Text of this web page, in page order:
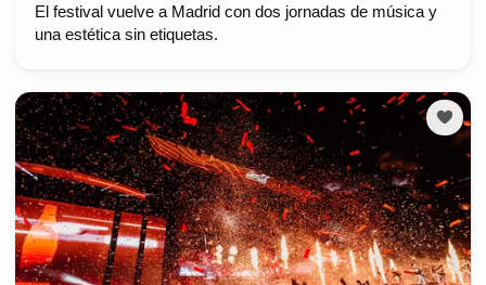
El festival vuelve a Madrid con dos jornadas de música y
una estética sin etiquetas.